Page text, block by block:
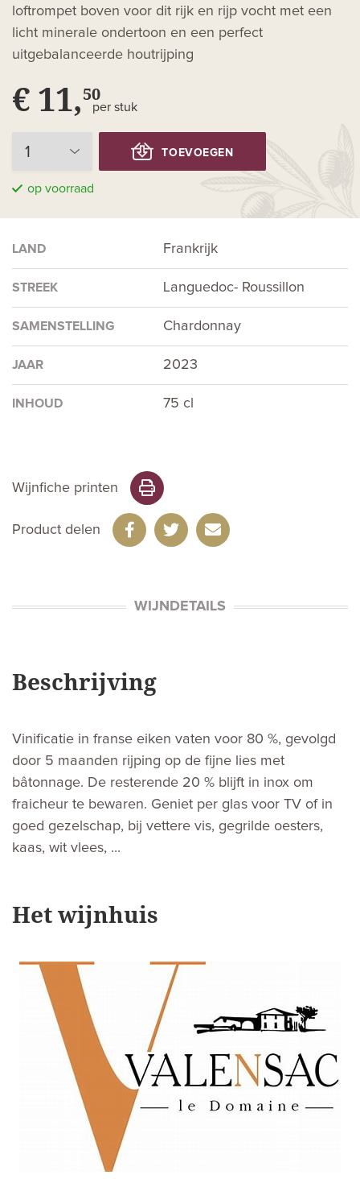
loftrompet boven voor dit rijk en rijp vocht met een
licht minerale ondertoon en een perfect
uitgebalanceerde houtrijping
€ 11,50
per stuk
TOEVOEGEN
op voorraad
LAND Frankrijk
STREEK Languedoc- Roussillon
SAMENSTELLING Chardonnay
JAAR 2023
INHOUD 75 cl
Wijnfiche printen
Product delen
WIJNDETAILS
Beschrijving
Vinificatie in franse eiken vaten voor 80 %, gevolgd
door 5 maanden rijping op de fijne lies met
bâtonnage. De resterende 20 % blijft in inox om
fraicheur te bewaren. Geniet per glas voor TV of in
goed gezelschap, bij vettere vis, gegrilde oesters,
kaas, wit vlees, ...
Het wijnhuis